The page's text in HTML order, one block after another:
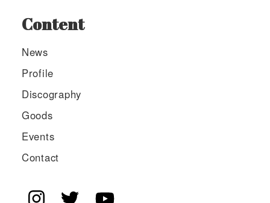
Content
News
Profile
Discography
Goods
Events
Contact